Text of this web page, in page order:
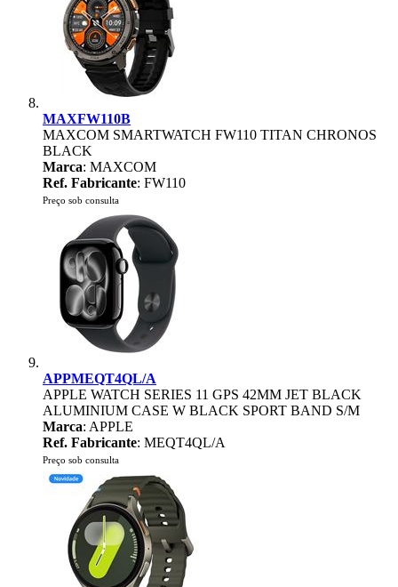
MAXFW110B
MAXCOM SMARTWATCH FW110 TITAN CHRONOS
BLACK
Marca: MAXCOM
Ref. Fabricante: FW110
Preço sob consulta
APPMEQT4QL/A
APPLE WATCH SERIES 11 GPS 42MM JET BLACK
ALUMINIUM CASE W BLACK SPORT BAND S/M
Marca: APPLE
Ref. Fabricante: MEQT4QL/A
Preço sob consulta